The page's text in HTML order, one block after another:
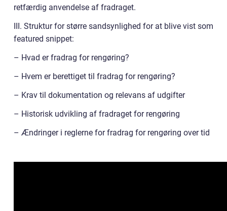
retfærdig anvendelse af fradraget.
III. Struktur for større sandsynlighed for at blive vist som
featured snippet:
– Hvad er fradrag for rengøring?
– Hvem er berettiget til fradrag for rengøring?
– Krav til dokumentation og relevans af udgifter
– Historisk udvikling af fradraget for rengøring
– Ændringer i reglerne for fradrag for rengøring over tid